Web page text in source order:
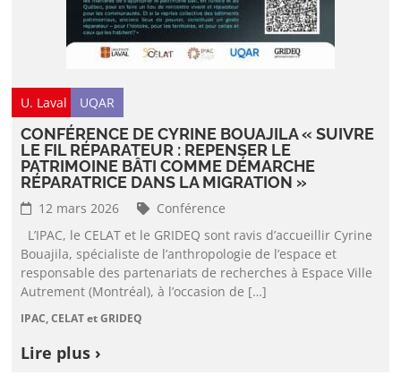
U. Laval UQAR
CONFÉRENCE DE CYRINE BOUAJILA « SUIVRE
LE FIL RÉPARATEUR : REPENSER LE
PATRIMOINE BÂTI COMME DÉMARCHE
RÉPARATRICE DANS LA MIGRATION »
12 mars 2026
Conférence
L’IPAC, le CELAT et le GRIDEQ sont ravis d’accueillir Cyrine
Bouajila, spécialiste de l’anthropologie de l’espace et
responsable des partenariats de recherches à Espace Ville
Autrement (Montréal), à l’occasion de […]
IPAC, CELAT et GRIDEQ
Lire plus ›